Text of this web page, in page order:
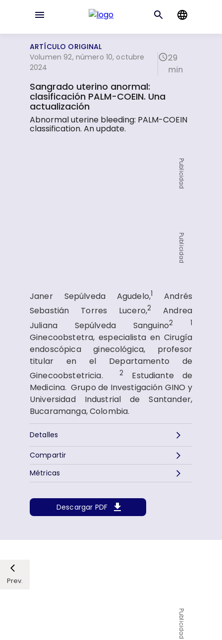
ARTÍCULO ORIGINAL
Volumen 92, número 10, octubre
2024
29
min
Sangrado uterino anormal:
clasificación PALM-COEIN. Una
actualización
Abnormal uterine bleeding: PALM-COEIN
classification. An update.
Publicidad
Publicidad
Janer Sepúlveda Agudelo,1
Andrés
Sebastián Torres Lucero,2
Andrea
Juliana Sepúlveda Sanguino2 1
Ginecoobstetra, especialista en Cirugía
endoscópica ginecológica, profesor
titular en el Departamento de
Ginecoobstetricia.2 Estudiante de
Medicina. Grupo de Investigación GINO y
Universidad Industrial de Santander,
Bucaramanga, Colombia.
Detalles
Descargar PDF
Métricas
Compartir
Prev.
Publicidad